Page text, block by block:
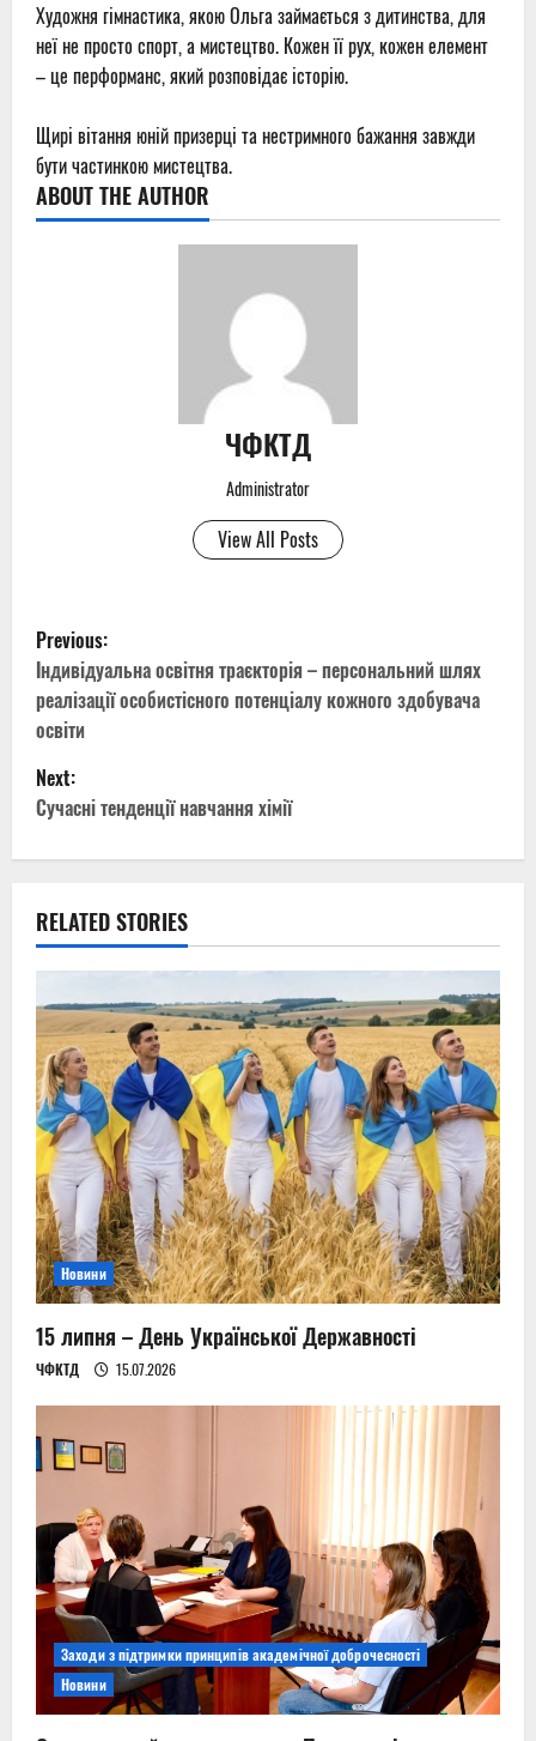
Художня гімнастика, якою Ольга займається з дитинства, для
неї не просто спорт, а мистецтво. Кожен її рух, кожен елемент
– це перформанс, який розповідає історію.
Щирі вітання юній призерці та нестримного бажання завжди
бути частинкою мистецтва.
ABOUT THE AUTHOR
ЧФКТД
Administrator
View All Posts
P
o
s
t
n
v
i
g
a
t
i
o
n
Previous:
Індивідуальна освітня траєкторія – персональний шлях
реалізації особистісного потенціалу кожного здобувача
освіти
Next:
Сучасні тенденції навчання хімії
RELATED STORIES
Новини
15 липня – День Української Державності
ЧФКТД 15.07.2026
Заходи з підтримки принципів академічної доброчесності
Новини